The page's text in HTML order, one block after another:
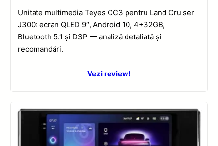
Unitate multimedia Teyes CC3 pentru Land Cruiser
J300: ecran QLED 9″, Android 10, 4+32GB,
Bluetooth 5.1 și DSP — analiză detaliată și
recomandări.
Vezi review!